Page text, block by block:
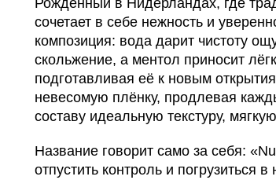
Рождённый в Нидерландах, где
сочетает в себе нежность и
композиция: вода дарит чистоту
скольжение, а ментол приносит
подготавливая её к новым
невесомую плёнку, продлевая
составу идеальную текстуру,
Название говорит само за себя:
отпустить контроль и погрузиться